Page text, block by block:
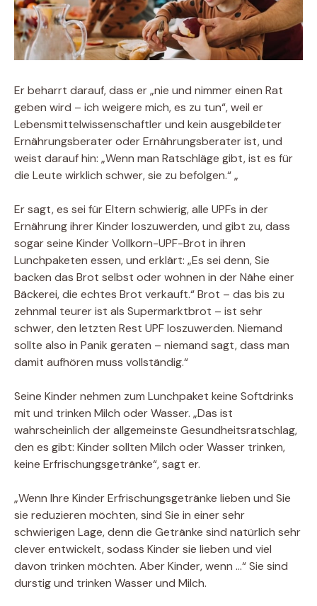
Er beharrt darauf, dass er „nie und nimmer einen Rat
geben wird – ich weigere mich, es zu tun“, weil er
Lebensmittelwissenschaftler und kein ausgebildeter
Ernährungsberater oder Ernährungsberater ist, und
weist darauf hin: „Wenn man Ratschläge gibt, ist es für
die Leute wirklich schwer, sie zu befolgen.“ „
Er sagt, es sei für Eltern schwierig, alle UPFs in der
Ernährung ihrer Kinder loszuwerden, und gibt zu, dass
sogar seine Kinder Vollkorn-UPF-Brot in ihren
Lunchpaketen essen, und erklärt: „Es sei denn, Sie
backen das Brot selbst oder wohnen in der Nähe einer
Bäckerei, die echtes Brot verkauft.“ Brot – das bis zu
zehnmal teurer ist als Supermarktbrot – ist sehr
schwer, den letzten Rest UPF loszuwerden. Niemand
sollte also in Panik geraten – niemand sagt, dass man
damit aufhören muss vollständig.“
Seine Kinder nehmen zum Lunchpaket keine Softdrinks
mit und trinken Milch oder Wasser. „Das ist
wahrscheinlich der allgemeinste Gesundheitsratschlag,
den es gibt: Kinder sollten Milch oder Wasser trinken,
keine Erfrischungsgetränke“, sagt er.
„Wenn Ihre Kinder Erfrischungsgetränke lieben und Sie
sie reduzieren möchten, sind Sie in einer sehr
schwierigen Lage, denn die Getränke sind natürlich sehr
clever entwickelt, sodass Kinder sie lieben und viel
davon trinken möchten. Aber Kinder, wenn …“ Sie sind
durstig und trinken Wasser und Milch.